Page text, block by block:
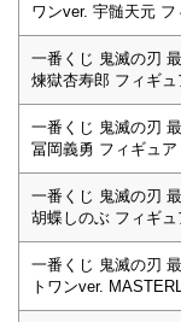
ワンver. 宇髄天元 フ
一番くじ 鬼滅の刃
煉獄杏寿郎 フィギュ
一番くじ 鬼滅の刃
冨岡義勇 フィギュア
一番くじ 鬼滅の刃
胡蝶しのぶ フィギュ
一番くじ 鬼滅の刃
トワンver.